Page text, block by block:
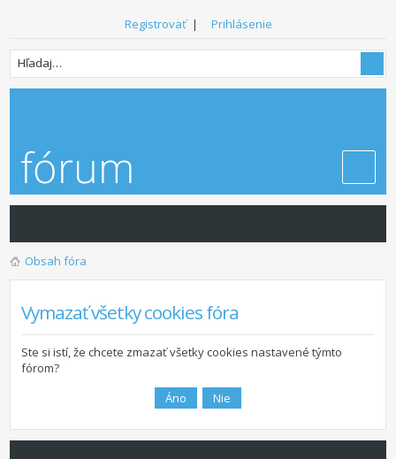
Registrovať| Prihlásenie
Obsah fóra
Vymazať všetky cookies fóra
Ste si istí, že chcete zmazať všetky cookies nastavené týmto
fórom?